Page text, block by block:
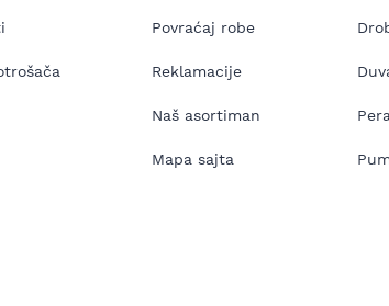
Povraćaj robe
Reklamacije
Naš asortiman
Mapa sajta